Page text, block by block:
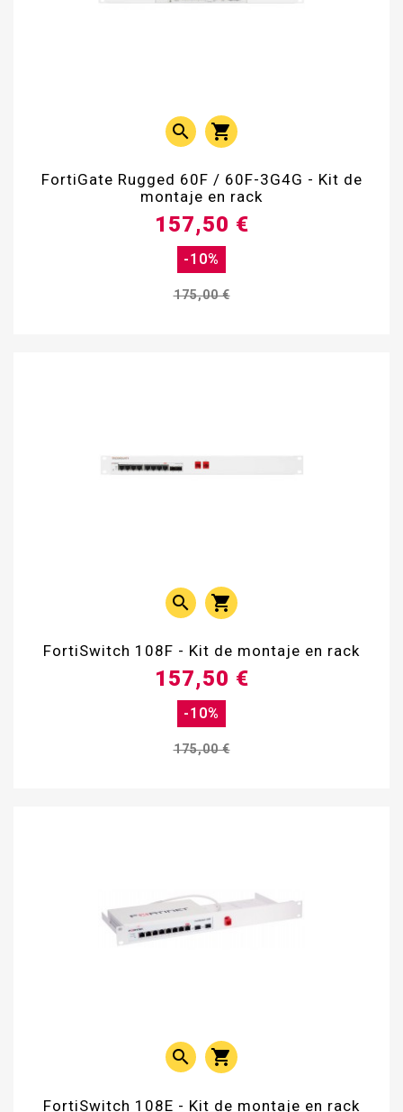
 
FortiGate Rugged 60F / 60F-3G4G - Kit de
montaje en rack
175,00 €
-10%
157,50 €
 
FortiSwitch 108F - Kit de montaje en rack
175,00 €
-10%
157,50 €
 
FortiSwitch 108E - Kit de montaje en rack